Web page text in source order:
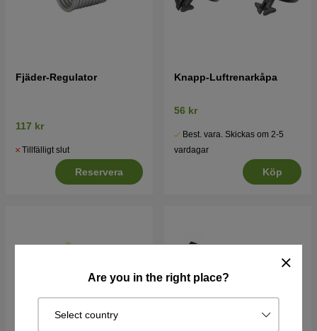
Are you in the right place?
Select country
Fjäder-Regulator
117 kr
Tillfälligt slut
Reservera
Knapp-Luftrenarkåpa
56 kr
Best. vara. Skickas om 2-5
vardagar
Köp